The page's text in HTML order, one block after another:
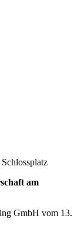
am
GmbH vom 13.